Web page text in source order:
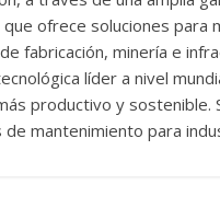
ofrece soluciones para
fabricación, minería e
líder a nivel
productivo y sostenible.
de mantenimiento para